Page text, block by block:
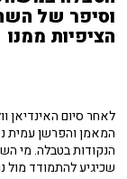
וסיפר של
הציפיות ממנו
לאחר סיום האינדיאן
המאמן והפרשן עמית
הנקודות בטבלה. מי
שכיגיע להתמודד מול